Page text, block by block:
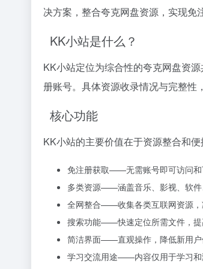
决方案，整合夸克网盘资源，实现免
KK小站是什么？
KK小站定位为综合性的夸克网盘资
册账号。具体资源收录情况与完整性
核心功能
KK小站的主要价值在于资源整合和便
免注册获取——无需账号即可访问和
多类资源——涵盖音乐、影视、软件
全网整合——收集各类互联网资源，
搜索功能——快速定位所需文件，提
简洁界面——直观操作，降低新用户
学习交流用途——内容仅用于学习和